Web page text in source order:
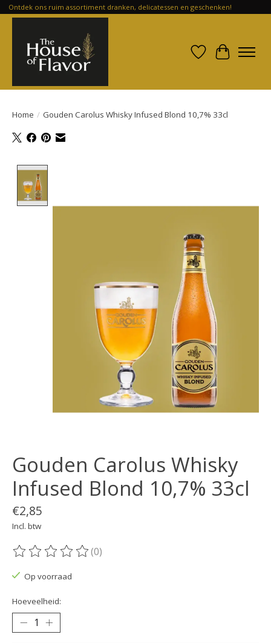
Ontdek ons ruim assortiment dranken, delicatessen en geschenken!
Verlanglijst
Home / Gouden Carolus Whisky Infused Blond 10,7% 33cl
Gouden Carolus Whisky
Infused Blond 10,7% 33cl
€2,85
Incl. btw
De beoordeling van dit product is
(0)
Op voorraad
Hoeveelheid: